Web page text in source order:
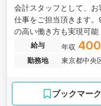
会計スタッフとして、
仕事をご担当頂きます
の高い働き方も実現可
ームな税理士事務所の
給与 年収
勤務地
東京都中央
ブックマーク